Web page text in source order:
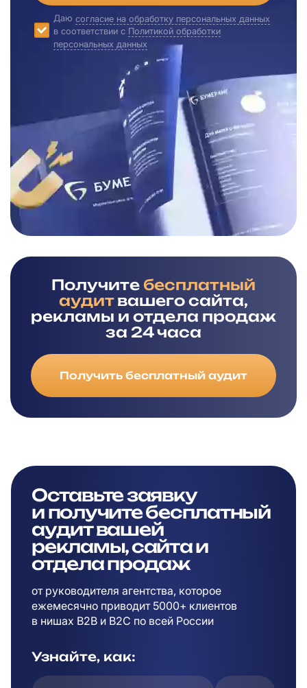
Даю согласие на обработку персональных данных
в соответствии с Политикой обработки
персональных данных
Получите бесплатный
аудитвашего сайта,
рекламы и отдела продаж
за 24 часа
Получить бесплатный аудит
Оставьте заявку
и получите бесплатный
аудит вашей
рекламы,сайта и
отдела продаж
от руководителя агентства, которое
ежемесячно приводит 5000+ клиентов
в нишах B2B и B2C по всей России
Узнайте, как: